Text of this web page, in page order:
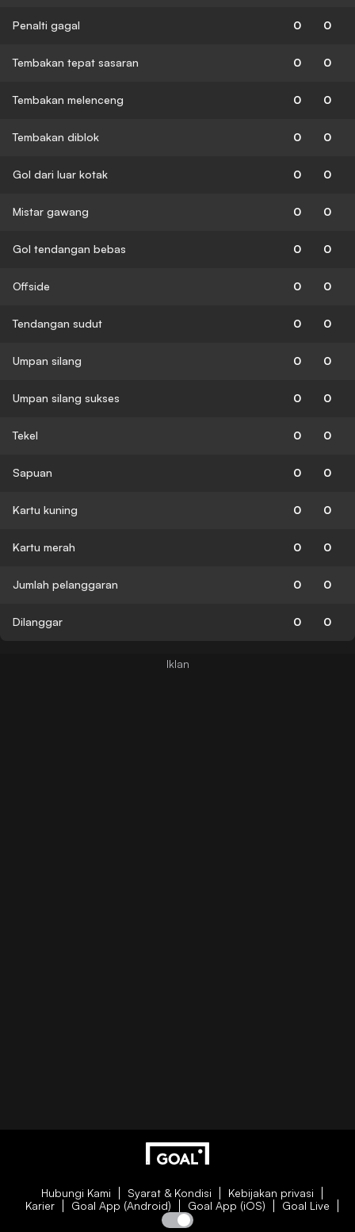
Penalti gagal 0 0
Tembakan tepat sasaran 0 0
Tembakan melenceng 0 0
Tembakan diblok 0 0
Gol dari luar kotak 0 0
Mistar gawang 0 0
Gol tendangan bebas 0 0
Offside 0 0
Tendangan sudut 0 0
Umpan silang 0 0
Umpan silang sukses 0 0
Tekel 0 0
Sapuan 0 0
Kartu kuning 0 0
Kartu merah 0 0
Jumlah pelanggaran 0 0
Dilanggar 0 0
Hubungi Kami Syarat & Kondisi
Kebijakan privasi
Karier
Goal App (Android) Goal App (iOS) Goal Live